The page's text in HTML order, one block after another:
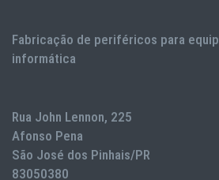
Fabricação de periféricos para
informática
Rua John Lennon, 225
Afonso Pena
São José dos Pinhais/PR
83050380